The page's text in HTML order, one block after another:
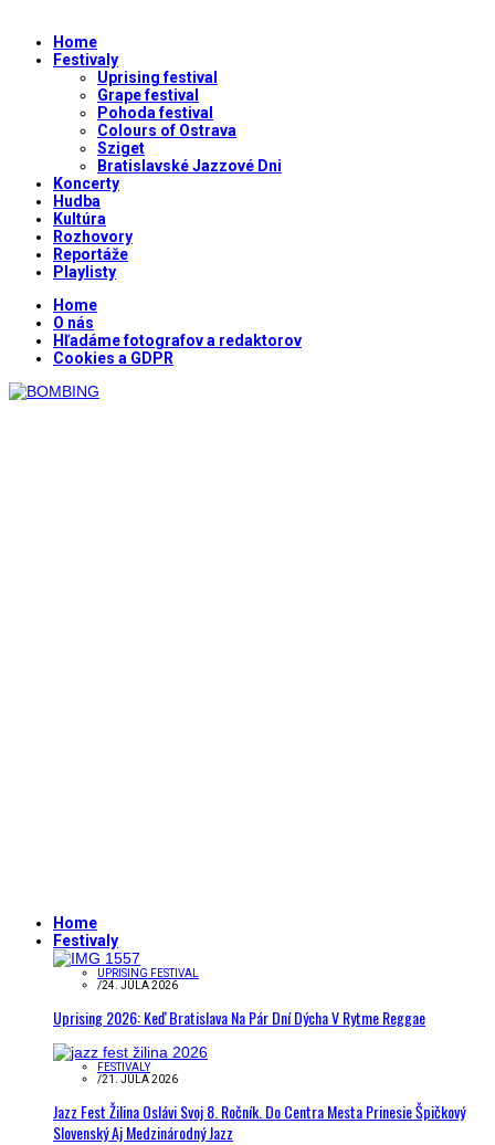
Home
Festivaly
Uprising festival
Grape festival
Pohoda festival
Colours of Ostrava
Sziget
Bratislavské Jazzové Dni
Koncerty
Hudba
Kultúra
Rozhovory
Reportáže
Playlisty
Home
O nás
Hľadáme fotografov a redaktorov
Cookies a GDPR
Home
Festivaly
UPRISING FESTIVAL
/24. JÚLA 2026
Uprising 2026: Keď Bratislava Na Pár Dní Dýcha V Rytme Reggae
FESTIVALY
/21. JÚLA 2026
Jazz Fest Žilina Oslávi Svoj 8. Ročník. Do Centra Mesta Prinesie Špičkový
Slovenský Aj Medzinárodný Jazz